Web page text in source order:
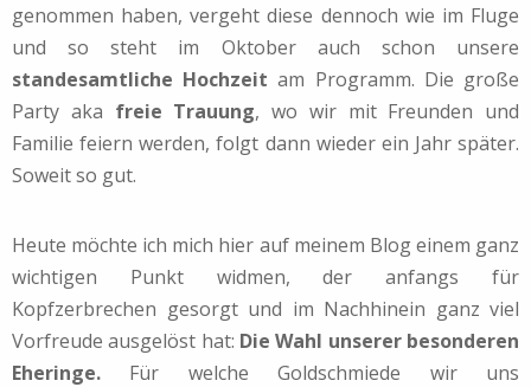
genommen haben, vergeht diese dennoch wie im Fluge
und so steht im Oktober auch schon unsere
standesamtliche Hochzeit am Programm. Die große
Party aka freie Trauung, wo wir mit Freunden und
Familie feiern werden, folgt dann wieder ein Jahr später.
Soweit so gut.
Heute möchte ich mich hier auf meinem Blog einem ganz
wichtigen Punkt widmen, der anfangs für
Kopfzerbrechen gesorgt und im Nachhinein ganz viel
Vorfreude ausgelöst hat: Die Wahl unserer besonderen
Eheringe. Für welche Goldschmiede wir uns